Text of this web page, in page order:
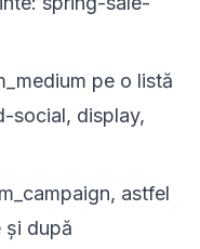
pe o listă
social, display,
astfel
și după